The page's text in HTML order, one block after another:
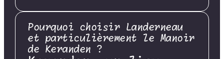
Pourquoi choisir Landerneau
et particulièrement le Manoir
de Keranden ?